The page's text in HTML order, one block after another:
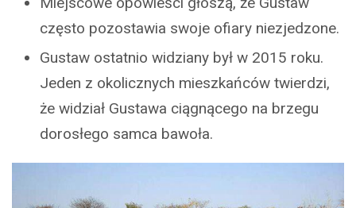
często pozostawia swoje ofiary niezjedzone.
Gustaw ostatnio widziany był w 2015 roku.
Jeden z okolicznych mieszkańców twierdzi,
że widział Gustawa ciągnącego na brzegu
dorosłego samca bawoła.